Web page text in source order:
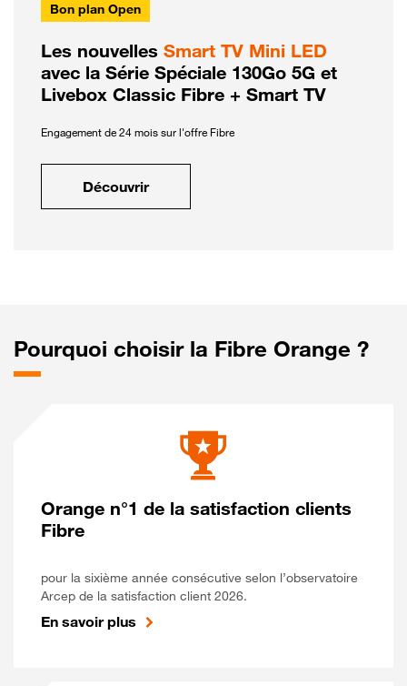
Bon plan Open
Les nouvelles Smart TV Mini LED
avec la Série Spéciale 130Go 5G et
Livebox Classic Fibre + Smart TV
Engagement de 24 mois sur l'offre Fibre
Découvrir
Pourquoi choisir la Fibre Orange ?
Orange n°1 de la satisfaction clients
Fibre
pour la sixième année consécutive selon l’observatoire
Arcep de la satisfaction client 2026.
En savoir plus